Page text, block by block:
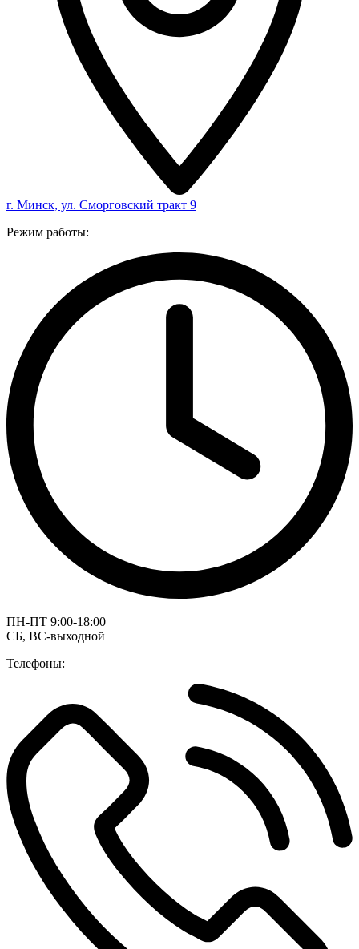
г. Минск, ул. Сморговский тракт 9
Режим работы:
ПН-ПТ 9:00-18:00
СБ, ВС-выходной
Телефоны: